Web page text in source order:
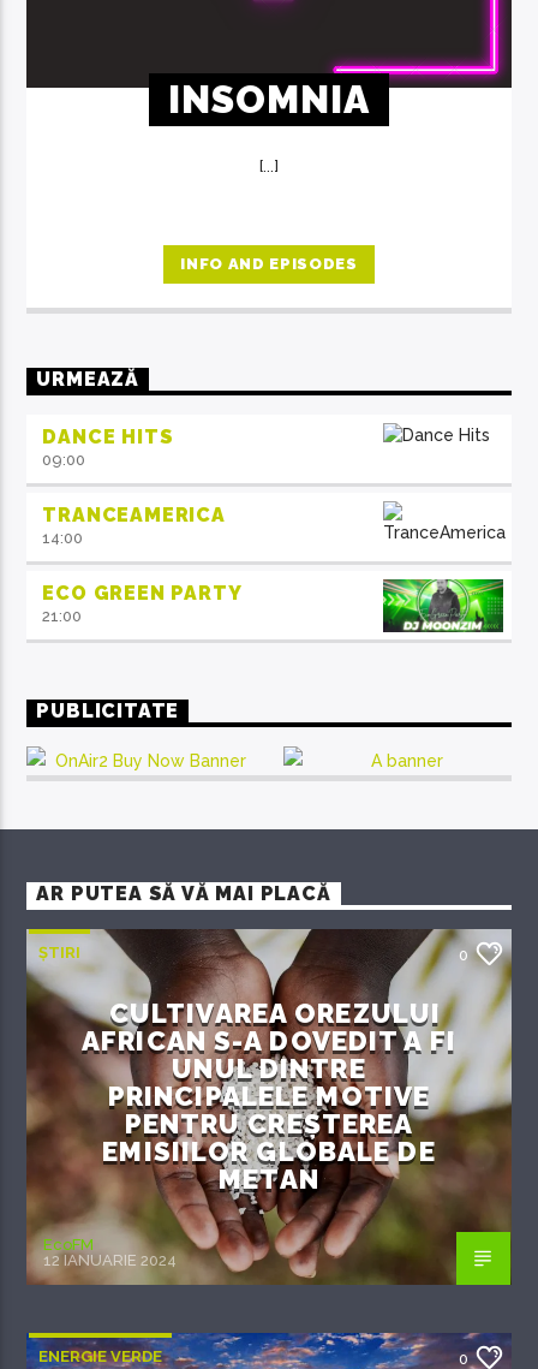
INSOMNIA
[...]
INFO AND EPISODES
URMEAZĂ
DANCE HITS
09:00
TRANCEAMERICA
14:00
ECO GREEN PARTY
21:00
PUBLICITATE
AR PUTEA SĂ VĂ MAI PLACĂ
ȘTIRI 0
CULTIVAREA OREZULUI
AFRICAN S-A DOVEDIT A FI
UNUL DINTRE
PRINCIPALELE MOTIVE
PENTRU CREȘTEREA
EMISIILOR GLOBALE DE
METAN
EcoFM
12 IANUARIE 2024
ENERGIE VERDE 0